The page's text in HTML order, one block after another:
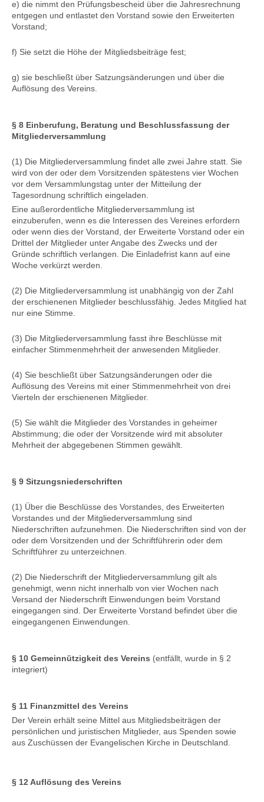
e) die nimmt den Prüfungsbescheid über die Jahresrechnung
entgegen und entlastet den Vorstand sowie den Erweiterten
Vorstand;
f) Sie setzt die Höhe der Mitgliedsbeiträge fest;
g) sie beschließt über Satzungsänderungen und über die
Auflösung des Vereins.
§ 8 Einberufung, Beratung und Beschlussfassung der
Mitgliederversammlung
(1) Die Mitgliederversammlung findet alle zwei Jahre statt. Sie
wird von der oder dem Vorsitzenden spätestens vier Wochen
vor dem Versammlungstag unter der Mitteilung der
Tagesordnung schriftlich eingeladen.
Eine außerordentliche Mitgliederversammlung ist
einzuberufen, wenn es die Interessen des Vereines erfordern
oder wenn dies der Vorstand, der Erweiterte Vorstand oder ein
Drittel der Mitglieder unter Angabe des Zwecks und der
Gründe schriftlich verlangen. Die Einladefrist kann auf eine
Woche verkürzt werden.
(2) Die Mitgliederversammlung ist unabhängig von der Zahl
der erschienenen Mitglieder beschlussfähig. Jedes Mitglied hat
nur eine Stimme.
(3) Die Mitgliederversammlung fasst ihre Beschlüsse mit
einfacher Stimmenmehrheit der anwesenden Mitglieder.
(4) Sie beschließt über Satzungsänderungen oder die
Auflösung des Vereins mit einer Stimmenmehrheit von drei
Vierteln der erschienenen Mitglieder.
(5) Sie wählt die Mitglieder des Vorstandes in geheimer
Abstimmung; die oder der Vorsitzende wird mit absoluter
Mehrheit der abgegebenen Stimmen gewählt.
§ 9 Sitzungsniederschriften
(1) Über die Beschlüsse des Vorstandes, des Erweiterten
Vorstandes und der Mitgliederversammlung sind
Niederschriften aufzunehmen. Die Niederschriften sind von der
oder dem Vorsitzenden und der Schriftführerin oder dem
Schriftführer zu unterzeichnen.
(2) Die Niederschrift der Mitgliederversammlung gilt als
genehmigt, wenn nicht innerhalb von vier Wochen nach
Versand der Niederschrift Einwendungen beim Vorstand
eingegangen sind. Der Erweiterte Vorstand befindet über die
eingegangenen Einwendungen.
§ 10 Gemeinnützigkeit des Vereins (entfällt, wurde in § 2
integriert)
§ 11 Finanzmittel des Vereins
Der Verein erhält seine Mittel aus Mitgliedsbeiträgen der
persönlichen und juristischen Mitglieder, aus Spenden sowie
aus Zuschüssen der Evangelischen Kirche in Deutschland.
§ 12 Auflösung des Vereins